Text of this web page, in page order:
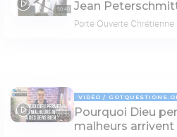
50:40 Jean
Porte Ouverte Chrétienne
03:33
VIDÉO
Pourquoi Dieu
malheurs arrivent